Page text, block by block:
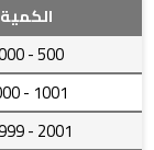
الكمية
500
- 1000
1001
- 2000
2001
- 99999
رصاص
من
الصلب